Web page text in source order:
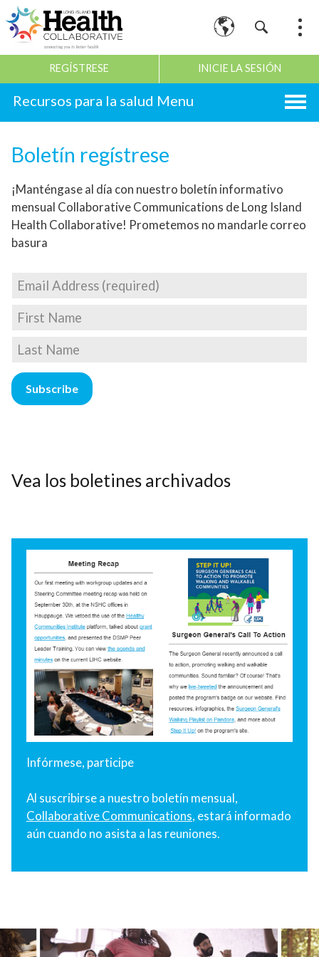
REGÍSTRESE INICIE LA SESIÓN
Recursos para la salud
Boletín regístrese
¡Manténgase al día con nuestro boletín informativo
mensual Collaborative Communications de Long Island
Health Collaborative! Prometemos no mandarle correo
basura
Vea los boletines archivados
Infórmese, participe
Al suscribirse a nuestro boletín mensual,
Collaborative Communications, estará informado
aún cuando no asista a las reuniones.